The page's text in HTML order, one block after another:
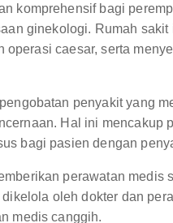
komprehensif bagi
ginekologi. Rumah
caesar, serta
penyakit yang
Hal ini mencakup
bagi pasien dengan
perawatan medis
oleh dokter dan
medis canggih.